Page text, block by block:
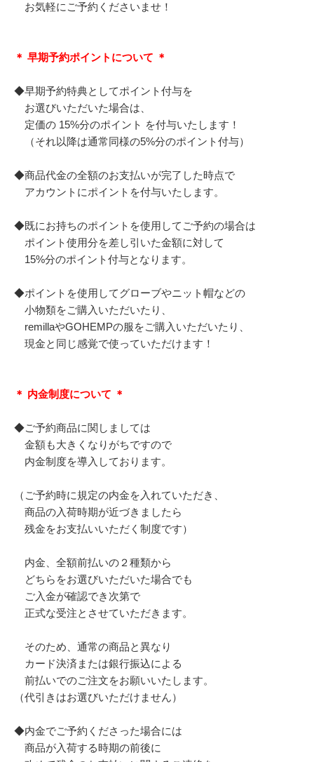
お気軽にご予約くださいませ！
＊ 早期予約ポイントについて ＊
◆早期予約特典としてポイント付与を
お選びいただいた場合は、
定価の 15%分のポイント を付与いたします！
（それ以降は通常同様の5%分のポイント付与）
◆商品代金の全額のお支払いが完了した時点で
アカウントにポイントを付与いたします。
◆既にお持ちのポイントを使用してご予約の場合は
ポイント使用分を差し引いた金額に対して
15%分のポイント付与となります。
◆ポイントを使用してグローブやニット帽などの
小物類をご購入いただいたり、
remillaやGOHEMPの服をご購入いただいたり、
現金と同じ感覚で使っていただけます！
＊ 内金制度について ＊
◆ご予約商品に関しましては
金額も大きくなりがちですので
内金制度を導入しております。
（ご予約時に規定の内金を入れていただき、
商品の入荷時期が近づきましたら
残金をお支払いいただく制度です）
内金、全額前払いの２種類から
どちらをお選びいただいた場合でも
ご入金が確認でき次第で
正式な受注とさせていただきます。
そのため、通常の商品と異なり
カード決済または銀行振込による
前払いでのご注文をお願いいたします。
（代引きはお選びいただけません）
◆内金でご予約くださった場合には
商品が入荷する時期の前後に